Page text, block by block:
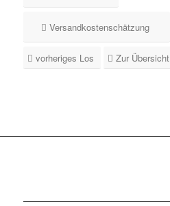
Versandkostenschätzung
vorheriges Los Zur Übersicht